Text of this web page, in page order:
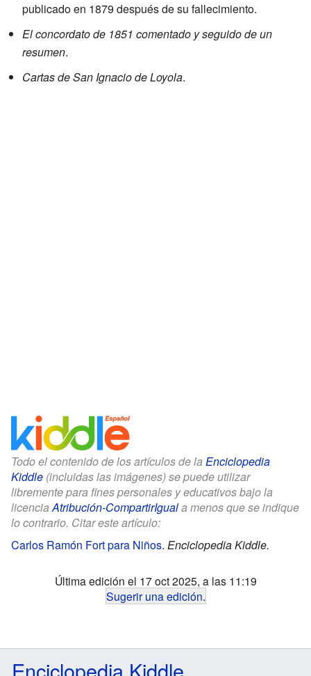
publicado en 1879 después de su fallecimiento.
El concordato de 1851 comentado y seguido de un
resumen.
Cartas de San Ignacio de Loyola.
Todo el contenido de los artículos de la Enciclopedia
Kiddle (incluidas las imágenes) se puede utilizar
libremente para fines personales y educativos bajo la
licenciaAtribución-CompartirIguala menos que se indique
lo contrario. Citar este artículo:
Carlos Ramón Fort para Niños. Enciclopedia Kiddle.
Última edición el 17 oct 2025, a las 11:19
Sugerir una edición.